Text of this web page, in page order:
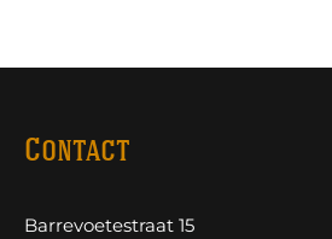
Contact
Barrevoetestraat 15